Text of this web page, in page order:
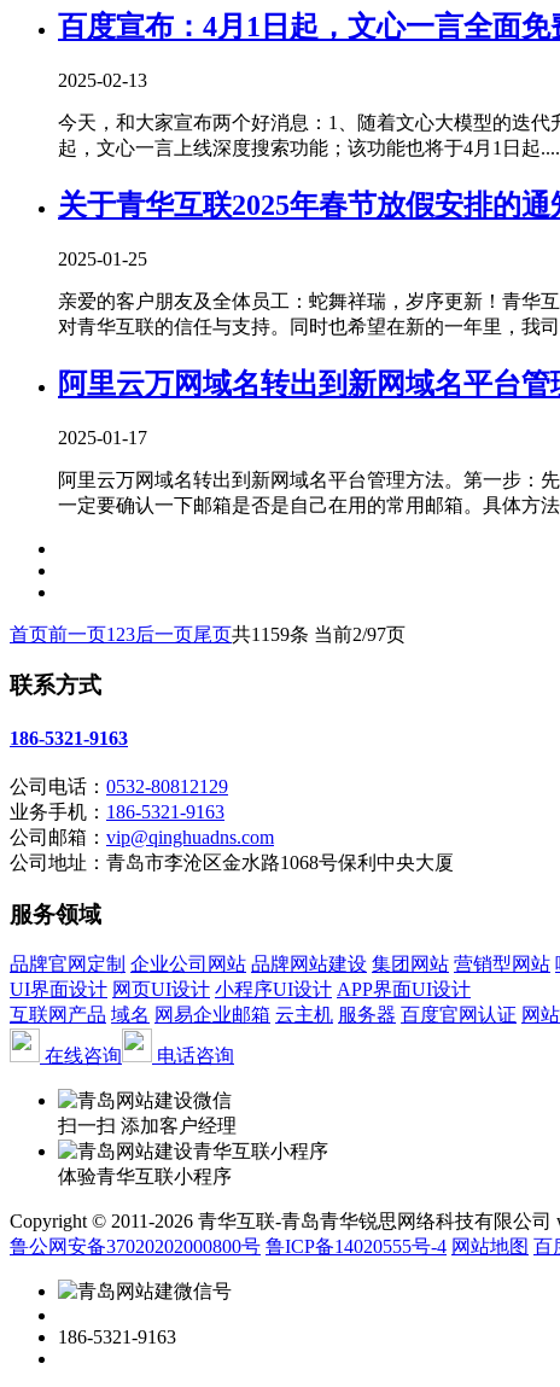
百度宣布：4月1日起，文心一言全面免
2025-02-13
今天，和大家宣布两个好消息：1、随着文心大模型的迭
起，文心一言上线深度搜索功能；该功能也将于4月1日起
关于青华互联2025年春节放假安排的通
2025-01-25
亲爱的客户朋友及全体员工：蛇舞祥瑞，岁序更新！青华
对青华互联的信任与支持。同时也希望在新的一年里，我
阿里云万网域名转出到新网域名平台管
2025-01-17
阿里云万网域名转出到新网域名平台管理方法。第一步：
一定要确认一下邮箱是否是自己在用的常用邮箱。具体方
首页前一页1 23后一页尾页共1159条 当前2/97页
联系方式
186-5321-9163
公司电话： 0532-80812129
业务手机： 186-5321-9163
公司邮箱： vip@qinghuadns.com
公司地址：青岛市李沧区金水路1068号保利中央大厦
服务领域
品牌官网定制 企业公司网站 品牌网站建设 集团网站 营销型网站
UI界面设计 网页UI设计 小程序UI设计 APP界面UI设计
互联网产品 域名 网易企业邮箱 云主机 服务器 百度官网认证 网
在线咨询
电话咨询
扫一扫 添加客户经理
体验青华互联小程序
Copyright © 2011-2026 青华互联-青岛青华锐思网络科技有限公司
鲁公网安备37020202000800号 鲁ICP备14020555号-4 网站地图 百
186-5321-9163